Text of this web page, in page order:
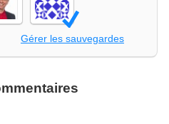
Gérer les sauvegardes